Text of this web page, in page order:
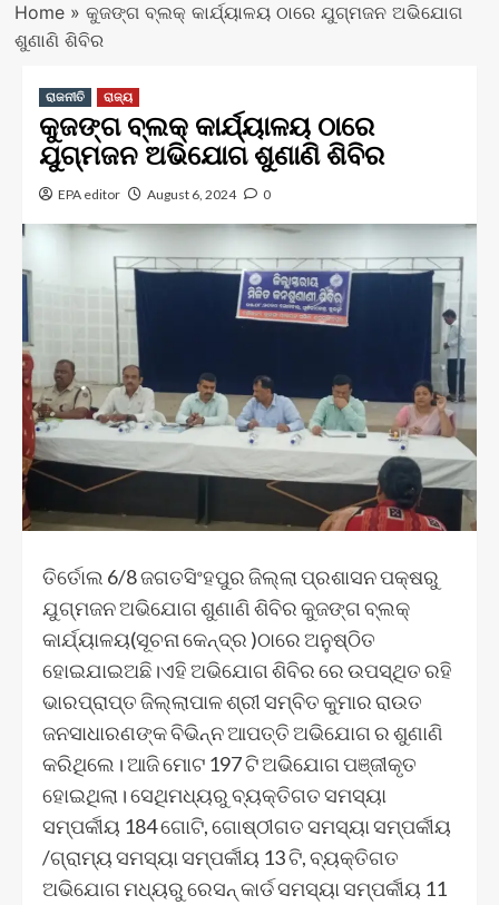
Home» କୁଜଙ୍ଗ ବ୍ଲକ୍ କାର୍ଯ୍ୟାଳୟ ଠାରେ ଯୁଗ୍ମଜନ ଅଭିଯୋଗ
ଶୁଣାଣି ଶିବିର
ରାଜନୀତି ରାଜ୍ୟ
କୁଜଙ୍ଗ ବ୍ଲକ୍ କାର୍ଯ୍ୟାଳୟ ଠାରେ
ଯୁଗ୍ମଜନ ଅଭିଯୋଗ ଶୁଣାଣି ଶିବିର
EPA editor August 6, 2024 0
ତିର୍ତୋଲ 6/8 ଜଗତସିଂହପୁର ଜିଲ୍ଲା ପ୍ରଶାସନ ପକ୍ଷରୁ
ଯୁଗ୍ମଜନ ଅଭିଯୋଗ ଶୁଣାଣି ଶିବିର କୁଜଙ୍ଗ ବ୍ଲକ୍
କାର୍ଯ୍ୟାଳୟ(ସୂଚନା କେନ୍ଦ୍ର )ଠାରେ ଅନୁଷ୍ଠିତ
ହୋଇଯାଇଅଛି।ଏହି ଅଭିଯୋଗ ଶିବିର ରେ ଉପସ୍ଥିତ ରହି
ଭାରପ୍ରାପ୍ତ ଜିଲ୍ଲାପାଳ ଶ୍ରୀ ସମ୍ବିତ କୁମାର ରାଉତ
ଜନସାଧାରଣଙ୍କ ବିଭିନ୍ନ ଆପତ୍ତି ଅଭିଯୋଗ ର ଶୁଣାଣି
କରିଥିଲେ। ଆଜି ମୋଟ 197 ଟି ଅଭିଯୋଗ ପଞ୍ଜୀକୃତ
ହୋଇଥିଲା। ସେଥିମଧ୍ୟରୁ ବ୍ୟକ୍ତିଗତ ସମସ୍ୟା
ସମ୍ପର୍କୀୟ 184 ଗୋଟି, ଗୋଷ୍ଠୀଗତ ସମସ୍ୟା ସମ୍ପର୍କୀୟ
/ଗ୍ରାମ୍ୟ ସମସ୍ୟା ସମ୍ପର୍କୀୟ 13 ଟି, ବ୍ୟକ୍ତିଗତ
ଅଭିଯୋଗ ମଧ୍ୟରୁ ରେସନ୍ କାର୍ଡ ସମସ୍ୟା ସମ୍ପର୍କୀୟ 11